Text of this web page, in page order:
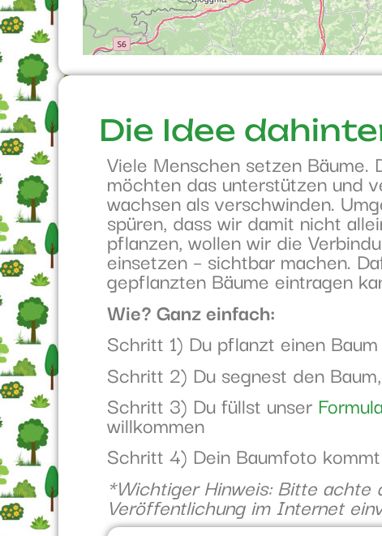
Die Idee
Viele Menschen setzen Bäume.
möchten das unterstützen und
wachsen als verschwinden.
spüren, dass wir damit nicht
pflanzen, wollen wir die
einsetzen – sichtbar machen.
gepflanzten Bäume eintragen
Wie? Ganz einfach:
Schritt 1) Du pflanzt einen
Schritt 2) Du segnest den
Schritt 3) Du füllst unser
willkommen
Schritt 4) Dein Baumfoto
*Wichtiger Hinweis: Bitte achte
Veröffentlichung im Internet